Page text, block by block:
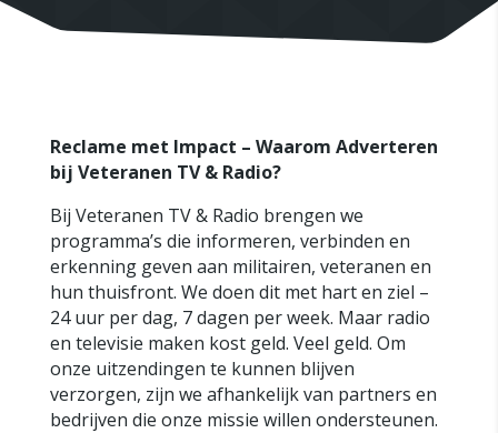
Reclame met Impact – Waarom Adverteren
bij Veteranen TV & Radio?
Bij Veteranen TV & Radio brengen we
programma’s die informeren, verbinden en
erkenning geven aan militairen, veteranen en
hun thuisfront. We doen dit met hart en ziel –
24 uur per dag, 7 dagen per week. Maar radio
en televisie maken kost geld. Veel geld. Om
onze uitzendingen te kunnen blijven
verzorgen, zijn we afhankelijk van partners en
bedrijven die onze missie willen ondersteunen.